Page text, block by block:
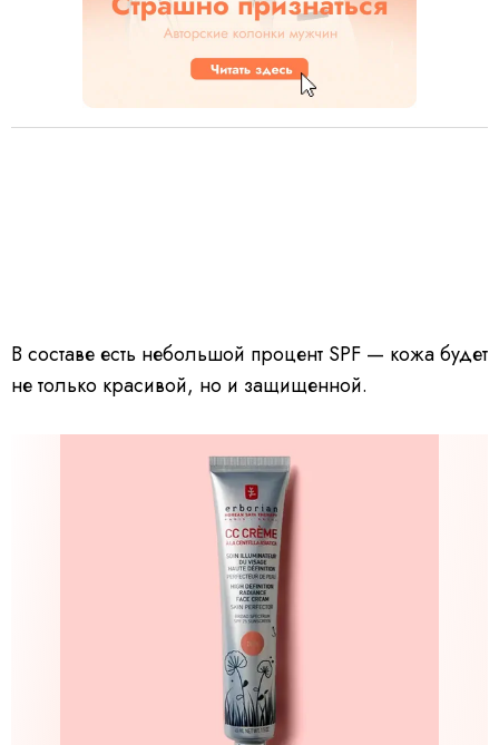
В составе есть небольшой процент SPF — кожа будет
не только красивой, но и защищенной.